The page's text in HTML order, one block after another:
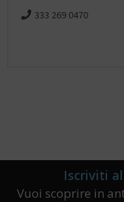
333 269 0470
Iscriviti
Vuoi scoprire in